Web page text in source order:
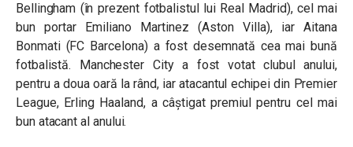
Bellingham (în prezent fotbalistul lui Real Madrid), cel mai
bun portar Emiliano Martinez (Aston Villa), iar Aitana
Bonmati (FC Barcelona) a fost desemnată cea mai bună
fotbalistă. Manchester City a fost votat clubul anului,
pentru a doua oară la rând, iar atacantul echipei din Premier
League, Erling Haaland, a câștigat premiul pentru cel mai
bun atacant al anului.